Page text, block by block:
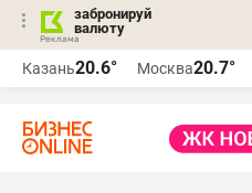
забронируй
валюту
Казань20.6° Москва20.7°